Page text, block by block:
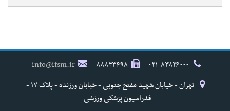
۸۸۸۳۳۴۹۸
info@ifsm.ir
تهران - خیابان شهید مفتح جنوبی - خیابان ورزنده - پلاک ۱۷ -
فدراسیون پزشکی ورزشی